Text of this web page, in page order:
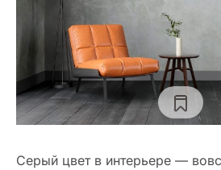
Серый цвет в интерьере —